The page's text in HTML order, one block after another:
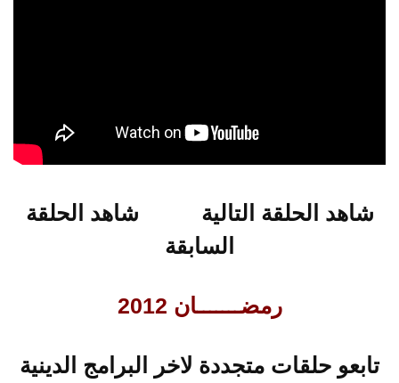
شاهد الحلقة التالية
شاهد الحلقة
السابقة
رمضـــــــان 2012
تابعو حلقات متجددة لاخر البرامج الدينية